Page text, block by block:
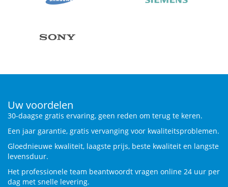
Uw voordelen
30-daagse gratis ervaring, geen reden om terug te keren.
Een jaar garantie, gratis vervanging voor kwaliteitsproblemen.
Gloednieuwe kwaliteit, laagste prijs, beste kwaliteit en langste
levensduur.
Het professionele team beantwoordt vragen online 24 uur per
dag met snelle levering.